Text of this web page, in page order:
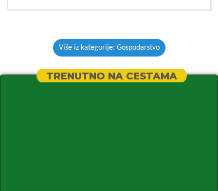
Više iz kategorije: Gospodarstvo
TRENUTNO NA CESTAMA